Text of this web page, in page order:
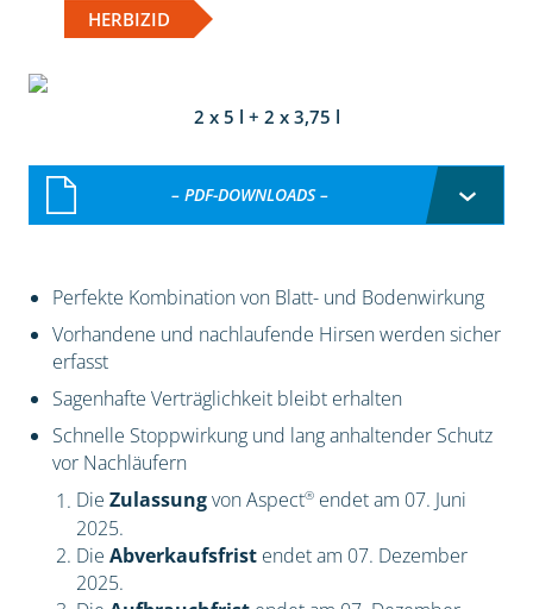
HERBIZID
2 x 5 l + 2 x 3,75 l
– PDF-DOWNLOADS –
Perfekte Kombination von Blatt- und Bodenwirkung
Vorhandene und nachlaufende Hirsen werden sicher
erfasst
Sagenhafte Verträglichkeit bleibt erhalten
Schnelle Stoppwirkung und lang anhaltender Schutz
vor Nachläufern
Die Zulassungvon Aspect®endet am 07. Juni
2025.
Die Abverkaufsfrist endet am 07. Dezember
2025.